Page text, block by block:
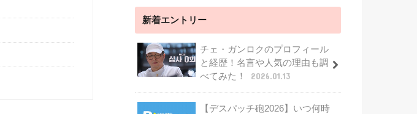
新着エントリー
チェ・ガンロクのプロフィール
と経歴！名言や人気の理由も調
べてみた！
2026.01.13
【デスパッチ砲2026】いつ何時